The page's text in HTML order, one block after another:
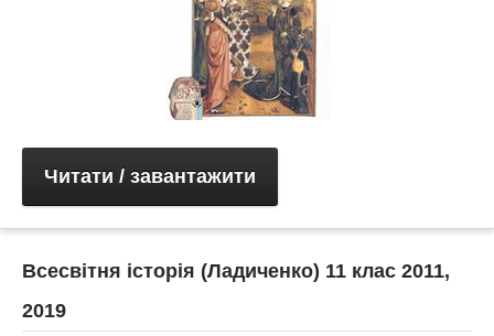
Читати / завантажити
Всесвітня історія (Ладиченко) 11 клас 2011,
2019